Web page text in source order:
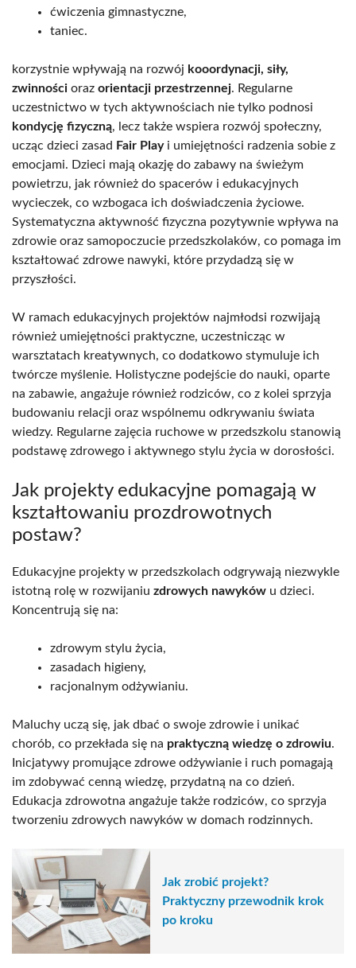
ćwiczenia gimnastyczne,
taniec.
korzystnie wpływają na rozwój kooordynacji, siły,
zwinności oraz orientacji przestrzennej. Regularne
uczestnictwo w tych aktywnościach nie tylko podnosi
kondycję fizyczną, lecz także wspiera rozwój społeczny,
ucząc dzieci zasad Fair Playi umiejętności radzenia sobie z
emocjami. Dzieci mają okazję do zabawy na świeżym
powietrzu, jak również do spacerów i edukacyjnych
wycieczek, co wzbogaca ich doświadczenia życiowe.
Systematyczna aktywność fizyczna pozytywnie wpływa na
zdrowie oraz samopoczucie przedszkolaków, co pomaga im
kształtować zdrowe nawyki, które przydadzą się w
przyszłości.
W ramach edukacyjnych projektów najmłodsi rozwijają
również umiejętności praktyczne, uczestnicząc w
warsztatach kreatywnych, co dodatkowo stymuluje ich
twórcze myślenie. Holistyczne podejście do nauki, oparte
na zabawie, angażuje również rodziców, co z kolei sprzyja
budowaniu relacji oraz wspólnemu odkrywaniu świata
wiedzy. Regularne zajęcia ruchowe w przedszkolu stanowią
podstawę zdrowego i aktywnego stylu życia w dorosłości.
Jak projekty edukacyjne pomagają w
kształtowaniu prozdrowotnych
postaw?
Edukacyjne projekty w przedszkolach odgrywają niezwykle
istotną rolę w rozwijaniu zdrowych nawyków u dzieci.
Koncentrują się na:
zdrowym stylu życia,
zasadach higieny,
racjonalnym odżywianiu.
Maluchy uczą się, jak dbać o swoje zdrowie i unikać
chorób, co przekłada się na praktyczną wiedzę o zdrowiu.
Inicjatywy promujące zdrowe odżywianie i ruch pomagają
im zdobywać cenną wiedzę, przydatną na co dzień.
Edukacja zdrowotna angażuje także rodziców, co sprzyja
tworzeniu zdrowych nawyków w domach rodzinnych.
Jak zrobić projekt?
Praktyczny przewodnik krok
po kroku